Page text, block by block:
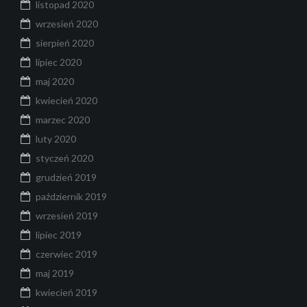
listopad 2020
wrzesień 2020
sierpień 2020
lipiec 2020
maj 2020
kwiecień 2020
marzec 2020
luty 2020
styczeń 2020
grudzień 2019
październik 2019
wrzesień 2019
lipiec 2019
czerwiec 2019
maj 2019
kwiecień 2019